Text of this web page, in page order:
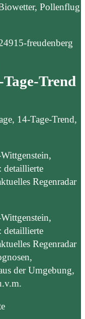
Pollenflug
freudenberg
Trend
14-Tage-Trend,
detaillierte
Regenradar
detaillierte
Regenradar
der Umgebung,